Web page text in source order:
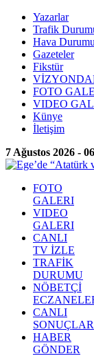
Yazarlar
Trafik
Hava Durumu
Gazeteler
Fikstür
FOTO
VIDEO
Künye
İletişim
7 Ağustos 2026 -
FOTO
GALERI
VIDEO
GALERI
CANLI
TV İZLE
TRAFİK
DURUMU
NÖBETÇİ
CANLI
SONUÇLAR
HABER
GÖNDER